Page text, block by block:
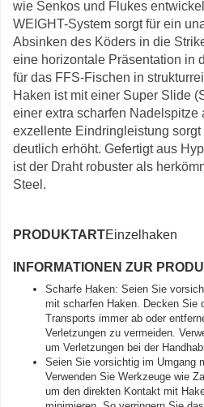
wie Senkos und Flukes
WEIGHT-System sorgt für ein
Absinken des Köders in die
eine horizontale Präsentation in
für das FFS-Fischen in
Haken ist mit einer Super Slide
einer extra scharfen Nadelspitze
exzellente Eindringleistung
deutlich erhöht. Gefertigt aus
ist der Draht robuster als
Steel.
PRODUKTARTEinzelhaken
INFORMATIONEN ZUR
Scharfe Haken: Seien Sie
mit scharfen Haken. Decken Sie
Transports immer ab oder
Verletzungen zu vermeiden.
um Verletzungen bei der
Seien Sie vorsichtig im Umgang
Verwenden Sie Werkzeuge wie
um den direkten Kontakt mit